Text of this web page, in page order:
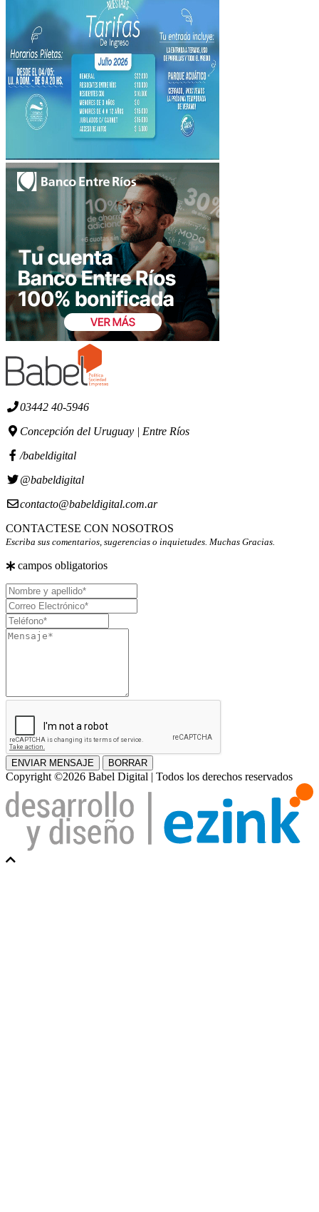
03442 40-5946
Concepción del Uruguay | Entre Ríos
/babeldigital
@babeldigital
contacto@babeldigital.com.ar
CONTACTESE CON NOSOTROS
Escriba sus comentarios, sugerencias o inquietudes. Muchas Gracias.
campos obligatorios
Nombre
y
apellido
Correo
Electrónico
Teléfono
Mensaje
ENVIAR MENSAJE BORRAR
Copyright ©2026 Babel Digital | Todos los derechos reservados